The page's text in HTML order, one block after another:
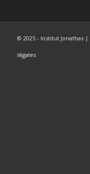
© 2025 - Institut Jonathas |
légales